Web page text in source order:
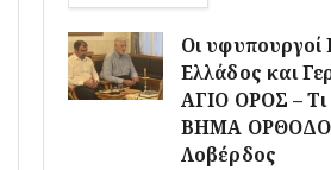
Οι υφυπουργοί
Ελλάδος και
ΑΓΙΟ ΟΡΟΣ –
ΒΗΜΑ
Λοβέρδος